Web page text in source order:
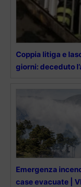
Coppia litiga e
giorni: deceduto
Emergenza
case evacuate |